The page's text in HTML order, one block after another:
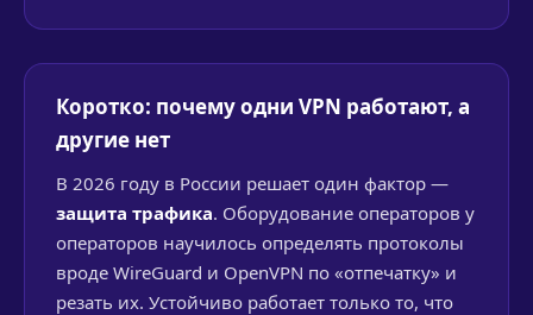
Коротко: почему одни VPN работают, а
другие нет
В 2026 году в России решает один фактор —
защита трафика. Оборудование операторов у
операторов научилось определять протоколы
вроде WireGuard и OpenVPN по «отпечатку» и
резать их. Устойчиво работает только то, что